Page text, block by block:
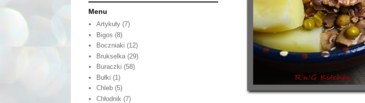
Menu
Artykuły (7)
Bigos (8)
Boczniaki (12)
Brukselka (29)
Buraczki (58)
Bułki (1)
Chleb (5)
Chłodnik (7)